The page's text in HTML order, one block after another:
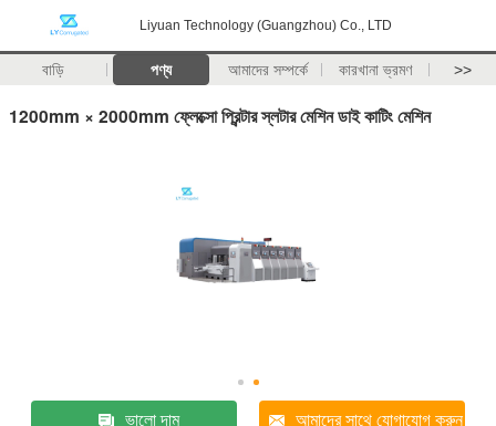
Liyuan Technology (Guangzhou) Co., LTD
বাড়ি পণ্য আমাদের সম্পর্কে কারখানা ভ্রমণ >>
1200mm × 2000mm ফ্লেক্সো প্রিন্টার স্লটার মেশিন ডাই কাটিং মেশিন
ভালো দাম আমাদের সাথে যোগাযোগ করুন